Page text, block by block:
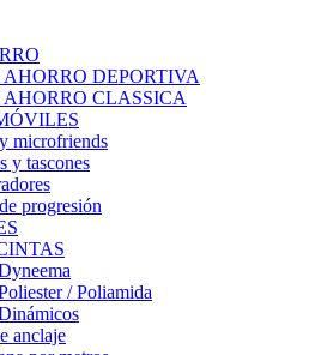
AHORRO DEPORTIVA
AHORRO CLASSICA
microfriends
y tascones
progresión
/ Poliamida
anclaje